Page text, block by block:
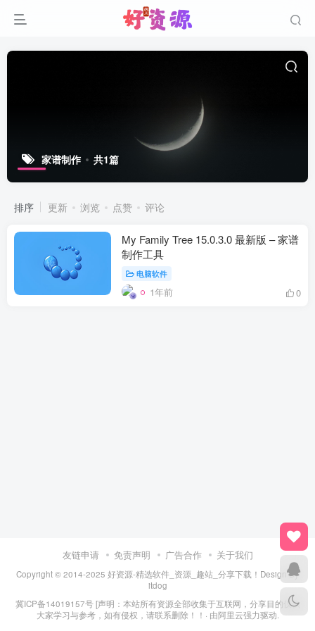
家谱制作 共1篇
排序 更新 浏览 点赞 评论
My Family Tree 15.0.3.0 最新版 – 家谱
制作工具
电脑软件
1年前 0
友链申请 免责声明 广告合作 关于我们
Copyright © 2014-2025 好资源-精选软件_资源_趣站_分享下载！Design By
itdog
冀ICP备14019157号[声明：本站所有资源全部收集于互联网，分享目的仅供
大家学习与参考，如有侵权，请联系删除！！· 由阿里云强力驱动.